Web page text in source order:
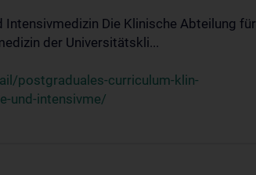
Die Klinische Abteilung für
der Universitätskli...
postgraduales-curriculum-klin-
und-intensivme/